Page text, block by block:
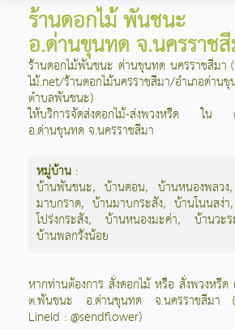
ร้านดอกไม้ พันชนะ
อ.ด่านขุนทด จ.นครราช
ร้านดอกไม้พันชนะ ด่านขุนทด นครราชสีมา
ไม้.net/ร้านดอกไม้นครราชสีมา/อำเภอด่าน
ตำบลพันชนะ)
ให้บริการจัดส่งดอกไม้-ส่งพวงหรีด ใน
อ.ด่านขุนทด จ.นครราชสีมา
หมู่บ้าน :
บ้านพันชนะ,บ้านดอน, บ้านหนองพลวง
มาบกราด,บ้านมาบกระสัง,บ้านโนนสง่า
โปร่งกระสัง,บ้านหนองมะค่า,บ้านวะร
บ้านพลกรังน้อย
หากท่านต้องการ สั่งดอกไม้ หรือ สั่งพวงหรีด
ต.พันชนะ อ.ด่านขุนทด จ.นครราชสีมา (
LineId : @sendflower)